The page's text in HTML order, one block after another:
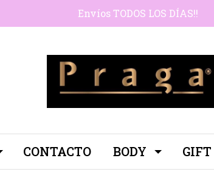
Envíos TODOS LOS DÍAS!!
CONTACTO BODY GIFT